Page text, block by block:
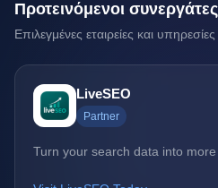
Προτεινόμενοι συνεργάτες
Επιλεγμένες εταιρείες και
LiveSEO
Partner
Turn your search data into